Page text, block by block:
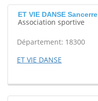
ET VIE DANSE Sancerre
Association sportive
Département: 18300
ET VIE DANSE